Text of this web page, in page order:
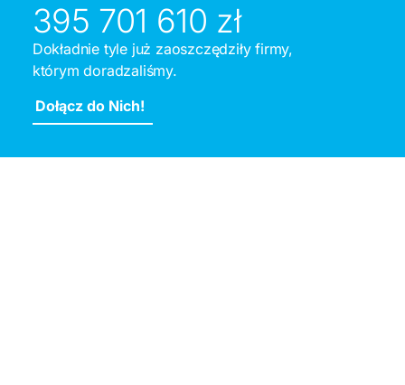
395 701 610 zł
Dokładnie tyle już zaoszczędziły firmy,
którym doradzaliśmy.
Dołącz do Nich!